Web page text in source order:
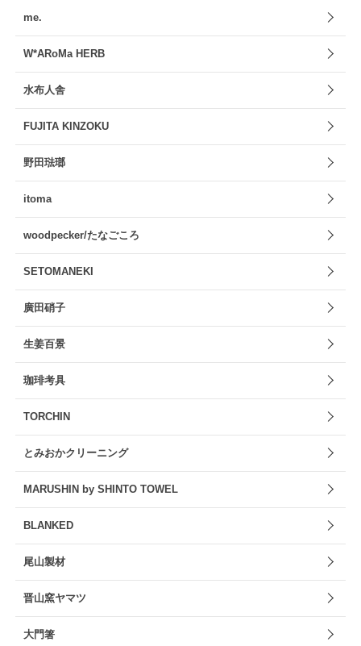
me.
W*ARoMa HERB
水布人舎
FUJITA KINZOKU
野田琺瑯
itoma
woodpecker/たなごころ
SETOMANEKI
廣田硝子
生姜百景
珈琲考具
TORCHIN
とみおかクリーニング
MARUSHIN by SHINTO TOWEL
BLANKED
尾山製材
晋山窯ヤマツ
大門箸